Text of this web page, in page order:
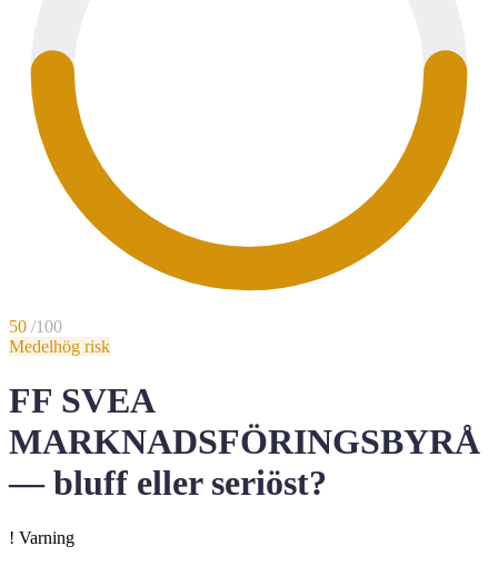
50 /100
Medelhög risk
FF SVEA
MARKNADSFÖRINGSBYRÅ
— bluff eller seriöst?
! Varning